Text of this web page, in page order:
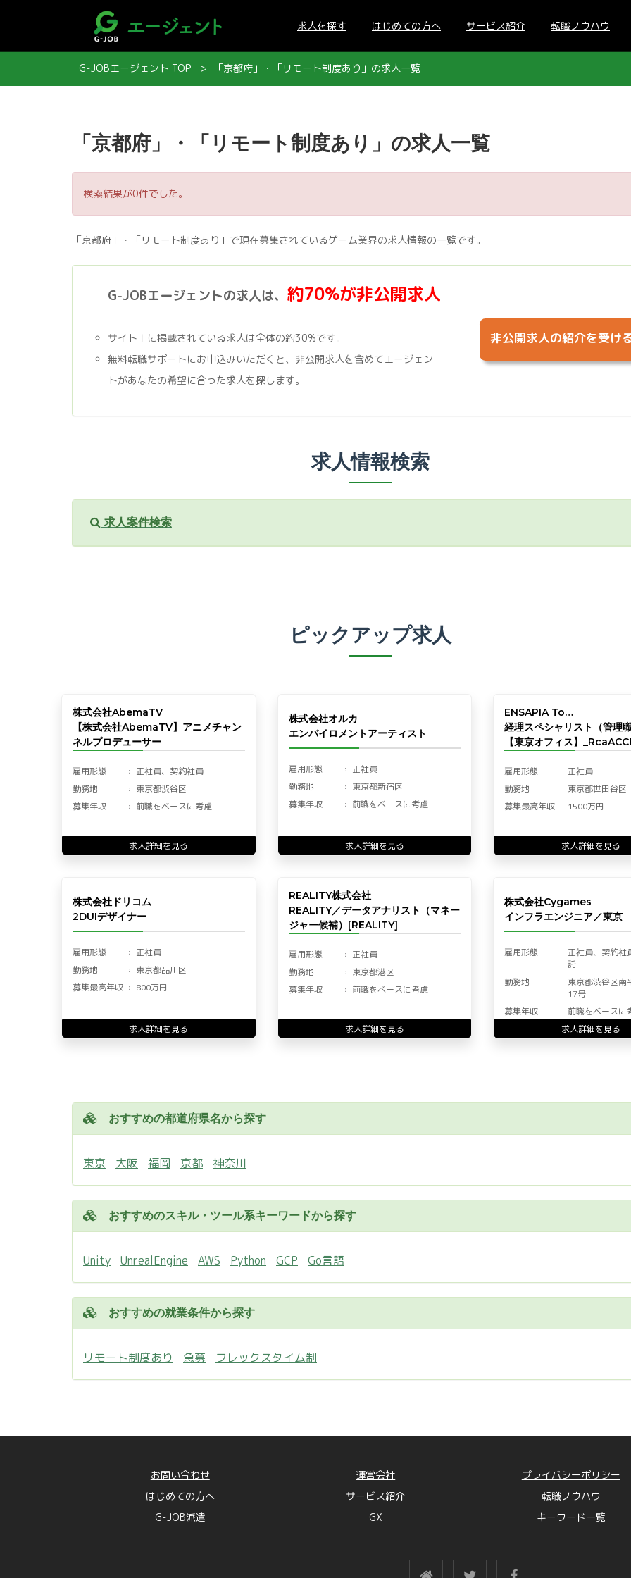
求人を探す はじめての方へ サービス紹介 転職ノウハウ
G-JOBエージェント TOP 「京都府」・「リモート制度あり」の求人一覧
「京都府」・「リモート制度あり」の求人一覧
検索結果が0件でした。
「京都府」・「リモート制度あり」で現在募集されているゲーム業界の求人情報の一覧です。
G-JOBエージェントの求人は、 約70%が非公開求人
サイト上に掲載されている求人は全体の約30%です。
無料転職サポートにお申込みいただくと、非公開求人を含めてエージェン
トがあなたの希望に合った求人を探します。
非公開求人の紹介を受け
求人情報検索
求人案件検索
ピックアップ求人
株式会社AbemaTV
【株式会社AbemaTV】アニメチャン
ネルプロデューサー
雇用形態
正社員、契約社員
勤務地
東京都渋谷区
募集年収
前職をベースに考慮
求人詳細を見る
株式会社オルカ
エンバイロメントアーティスト
雇用形態
正社員
勤務地
東京都新宿区
募集年収
前職をベースに考慮
求人詳細を見る
ENSAPIA To…
経理スペシャリスト（管理
【東京オフィス】
雇用形態
正社員
勤務地
東京都世田谷区
募集最高年収
1500万円
求人詳細を見る
株式会社ドリコム
2DUIデザイナー
雇用形態
正社員
勤務地
東京都品川区
募集最高年収
800万円
求人詳細を見る
REALITY株式会社
REALITY／データアナリスト（マネー
ジャー候補）[REALITY]
雇用形態
正社員
勤務地
東京都港区
募集年収
前職をベースに考慮
求人詳細を見る
株式会社Cygames
インフラエンジニア／東京
雇用形態
正社員、契約社
託
勤務地
東京都渋谷区南
17号
募集年収
前職をベースに
求人詳細を見る
おすすめの都道府県名から探す
東京 大阪 福岡 京都 神奈川
おすすめのスキル・ツール系キーワードから探す
Unity UnrealEngine AWS Python GCP Go言語
おすすめの就業条件から探す
リモート制度あり 急募 フレックスタイム制
お問い合わせ 運営会社
プライバシーポリシー
はじめての方へ
サービス紹介
転職ノウハウ
G-JOB派遣
GX キーワード一覧